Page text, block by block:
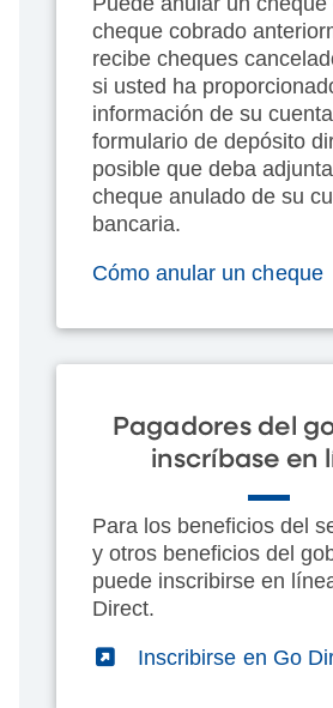
cheque cobrado
recibe cheques
si usted ha
información de su
formulario de depósito
posible que deba
cheque anulado de su
bancaria.
Cómo anular un cheque
Pagadores del
inscríbase en
Para los beneficios del
y otros beneficios del
puede inscribirse en
Direct.
(External)
Inscribirse en Go